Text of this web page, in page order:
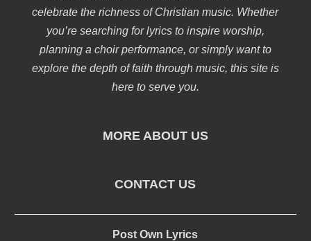
celebrate the richness of Christian music. Whether
you’re searching for lyrics to inspire worship,
planning a choir performance, or simply want to
explore the depth of faith through music, this site is
here to serve you.
MORE ABOUT US
CONTACT US
Post Own Lyrics